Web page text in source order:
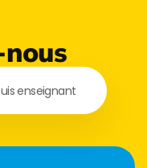
enseignant